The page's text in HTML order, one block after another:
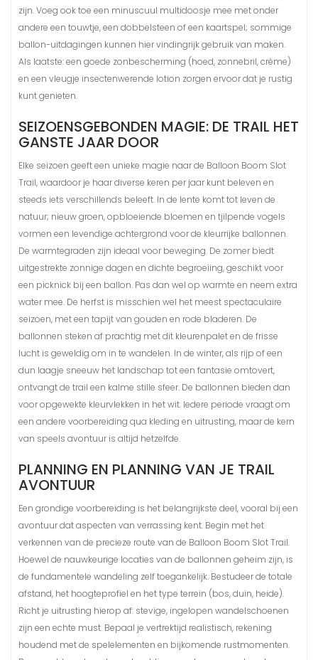
zijn. Voeg ook toe een minuscuul multidoosje mee met onder
andere een touwtje, een dobbelsteen of een kaartspel; sommige
ballon-uitdagingen kunnen hier vindingrijk gebruik van maken.
Als laatste: een goede zonbescherming (hoed, zonnebril, crème)
en een vleugje insectenwerende lotion zorgen ervoor dat je rustig
kunt genieten.
SEIZOENSGEBONDEN MAGIE: DE TRAIL HET
GANSTE JAAR DOOR
Elke seizoen geeft een unieke magie naar de Balloon Boom Slot
Trail, waardoor je haar diverse keren per jaar kunt beleven en
steeds iets verschillends beleeft. In de lente komt tot leven de
natuur; nieuw groen, opbloeiende bloemen en tjilpende vogels
vormen een levendige achtergrond voor de kleurrijke ballonnen.
De warmtegraden zijn ideaal voor beweging. De zomer biedt
uitgestrekte zonnige dagen en dichte begroeiing, geschikt voor
een picknick bij een ballon. Pas dan wel op warmte en neem extra
water mee. De herfst is misschien wel het meest spectaculaire
seizoen, met een tapijt van gouden en rode bladeren. De
ballonnen steken af prachtig met dit kleurenpalet en de frisse
lucht is geweldig om in te wandelen. In de winter, als rijp of een
dun laagje sneeuw het landschap tot een fantasie omtovert,
ontvangt de trail een kalme stille sfeer. De ballonnen bieden dan
voor opgewekte kleurvlekken in het wit. Iedere periode vraagt om
een andere voorbereiding qua kleding en uitrusting, maar de kern
van speels avontuur is altijd hetzelfde.
PLANNING EN PLANNING VAN JE TRAIL
AVONTUUR
Een grondige voorbereiding is het belangrijkste deel, vooral bij een
avontuur dat aspecten van verrassing kent. Begin met het
verkennen van de precieze route van de Balloon Boom Slot Trail.
Hoewel de nauwkeurige locaties van de ballonnen geheim zijn, is
de fundamentele wandeling zelf toegankelijk. Bestudeer de totale
afstand, het hoogteprofiel en het type terrein (bos, duin, heide).
Richt je uitrusting hierop af: stevige, ingelopen wandelschoenen
zijn een echte must. Bepaal je vertrektijd realistisch, rekening
houdend met de spelelementen en bijkomende rustmomenten.